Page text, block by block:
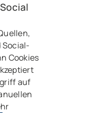
Cookies
auf